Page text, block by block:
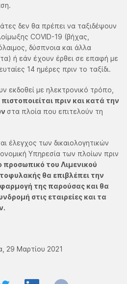
δεν θα πρέπει να ταξιδέψουν
COVID-19 (βήχας,
δύσπνοια και άλλα
ή εάν έχουν έρθει σε επαφή με
14 ημέρες πριν το ταξίδι.
εκδοθεί με ηλεκτρονικό τρόπο,
πιστοποιείται πριν και κατά την
στα πλοία που επιτελούν τη
έλεγχος των δικαιολογητικών
Υπηρεσία των πλοίων πριν
προσωπικό του Λιμενικού
θα επιβλέπει την
της παρούσας και θα
στις εταιρείες και τα
29 Μαρτίου 2021